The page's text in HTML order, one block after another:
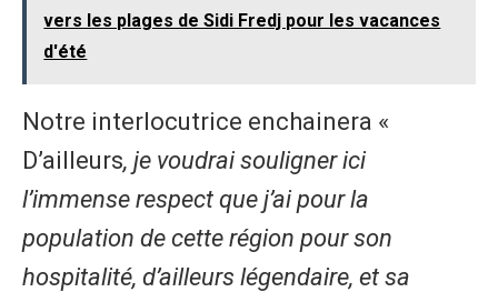
vers les plages de Sidi Fredj pour les vacances
d'été
Notre interlocutrice enchainera «
D’ailleurs, je voudrai souligner ici
l’immense respect que j’ai pour la
population de cette région pour son
hospitalité, d’ailleurs légendaire, et sa